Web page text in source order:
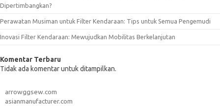
Dipertimbangkan?
Perawatan Musiman untuk Filter Kendaraan: Tips untuk Semua Pengemudi
Inovasi Filter Kendaraan: Mewujudkan Mobilitas Berkelanjutan
Komentar Terbaru
Tidak ada komentar untuk ditampilkan.
arrowggsew.com
asianmanufacturer.com